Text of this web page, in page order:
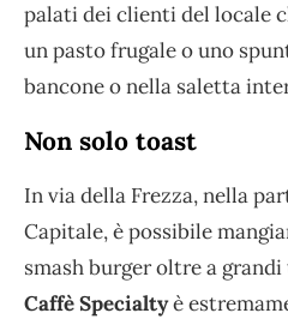
palati dei clienti del locale
un pasto frugale o uno
bancone o nella saletta
Non solo toast
In via della Frezza, nella
Capitale, è possibile
smash burger oltre a
Caffè Specialtyè